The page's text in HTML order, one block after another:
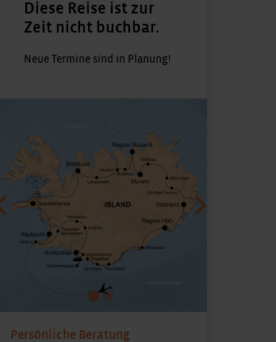
Diese Reise ist zur
Zeit nicht buchbar.
Neue Termine sind in Planung!
Vorheriges Nächstes
Persönliche Beratung